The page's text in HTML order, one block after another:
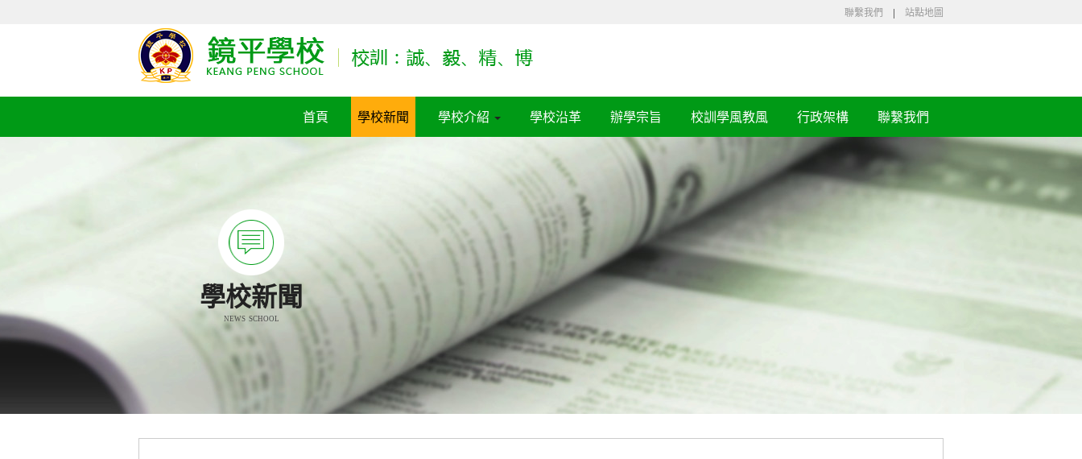
聯繫我們 | 站點地圖
首頁 學校新聞 學校介紹 學校沿革 辦學宗旨 校訓學風教風 行政架構 聯繫我們
學校新聞
NEWS SCHOOL